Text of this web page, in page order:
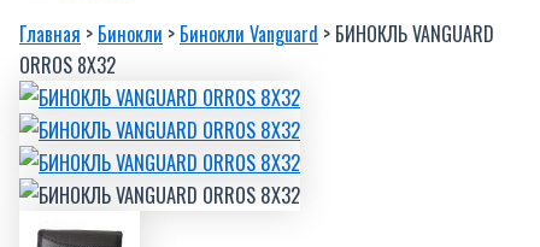
Главная > Бинокли > Бинокли Vanguard > БИНОКЛЬ VANGUARD
ORROS 8X32